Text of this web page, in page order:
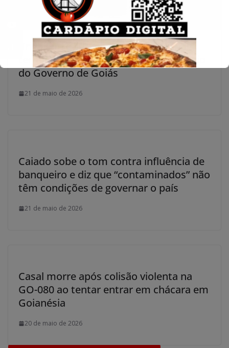
Briga entre líderes de policiais penais
termina em agressão dentro do Palácio
do Governo de Goiás
21 de maio de 2026
Caiado sobe o tom contra influência de
banqueiro e diz que “contaminados” não
têm condições de governar o país
21 de maio de 2026
Casal morre após colisão violenta na
GO-080 ao tentar entrar em chácara em
Goianésia
20 de maio de 2026